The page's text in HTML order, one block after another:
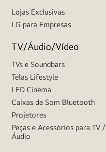
Lojas Exclusivas
LG para Empresas
TV/Áudio/Vídeo
TVs e Soundbars
Telas Lifestyle
LED Cinema
Caixas de Som Bluetooth
Projetores
Peças e Acessórios para TV /
Áudio